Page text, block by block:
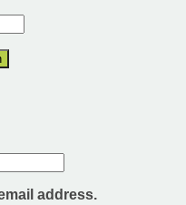
address.